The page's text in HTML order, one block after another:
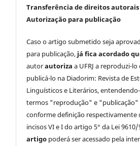
Transferência de direitos autorais
Autorização para publicação
Caso o artigo submetido seja
para publicação, já fica acordado
autorautoriza a UFRJ a reproduzi-lo
publicá-lo na Diadorim: Revista de
Linguísticos e Literários,
termos "reprodução" e "publicação"
conforme definição respectivamente
incisos VI e I do artigo 5° da Lei 9610/
artigo poderá ser acessado pela